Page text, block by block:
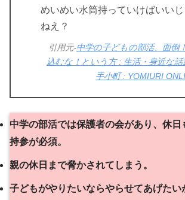
めいめい水筒持っていけばいい
ねえ？
引用元-中学の子どもの部活、面倒
込むな！という方 : 生活・身近な話
手小町 : YOMIURI
中学の部活では保護者の会があり、休日
持参が必須。
親の休日まで脅かされてしまう。
子どもがやりたいならやらせてあげたい